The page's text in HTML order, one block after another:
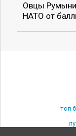
Овцы
НАТО от
топ